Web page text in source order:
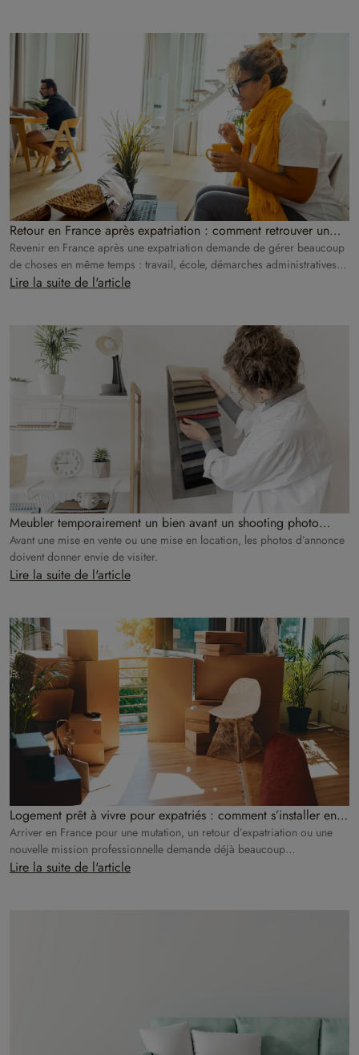
Retour en France après expatriation : comment retrouver un
logement fonctionnel rapidement ?
Revenir en France après une expatriation demande de gérer beaucoup
de choses en même temps : travail, école, démarches administratives,
déménagement, installation familiale.
Lire la suite de l'article
Meubler temporairement un bien avant un shooting photo
immobilier : bonne ou mauvaise idée ?
Avant une mise en vente ou une mise en location, les photos d’annonce
doivent donner envie de visiter.
Lire la suite de l'article
Logement prêt à vivre pour expatriés : comment s’installer en
France sans attendre son déménagement ?
Arriver en France pour une mutation, un retour d’expatriation ou une
nouvelle mission professionnelle demande déjà beaucoup
d’organisation.
Lire la suite de l'article